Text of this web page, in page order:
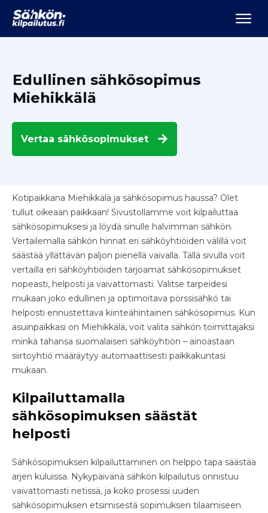
Edullinen sähkösopimus
Miehikkälä
Vertaa sähkösopimukset
Kotipaikkana Miehikkälä ja sähkösopimus haussa? Olet
tullut oikeaan paikkaan! Sivustollamme voit kilpailuttaa
sähkösopimuksesi ja löydä sinulle halvimman sähkön.
Vertailemalla sähkön hinnat eri sähköyhtiöiden välillä voit
säästää yllättävän paljon pienellä vaivalla. Tällä sivulla voit
vertailla eri sähköyhtiöiden tarjoamat sähkösopimukset
nopeasti, helposti ja vaivattomasti. Valitse tarpeidesi
mukaan joko edullinen ja optimoitava pörssisähkö tai
helposti ennustettava kiinteähintainen sähkösopimus. Kun
asuinpaikkasi on Miehikkälä, voit valita sähkön toimittajaksi
minkä tahansa suomalaisen sähköyhtiön – ainoastaan
siirtoyhtiö määräytyy automaattisesti paikkakuntasi
mukaan.
Kilpailuttamalla
sähkösopimuksen säästät
helposti
Sähkösopimuksen kilpailuttaminen on helppo tapa säästää
arjen kuluissa. Nykypäivänä sähkön kilpailutus onnistuu
vaivattomasti netissä, ja koko prosessi uuden
sähkösopimuksen etsimisestä sopimuksen tilaamiseen